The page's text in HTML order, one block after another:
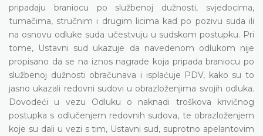
pripadaju braniocu po službenoj dužnosti, svjedocima,
tumačima, stručnim i drugim licima kad po pozivu suda ili
na osnovu odluke suda učestvuju u sudskom postupku. Pri
tome, Ustavni sud ukazuje da navedenom odlukom nije
propisano da se na iznos nagrade koja pripada braniocu po
službenoj dužnosti obračunava i isplaćuje PDV, kako su to
jasno ukazali redovni sudovi u obrazloženjima svojih odluka.
Dovodeći u vezu Odluku o naknadi troškova krivičnog
postupka s odlučenjem redovnih sudova, te obrazloženjem
koje su dali u vezi s tim, Ustavni sud, suprotno apelantovim